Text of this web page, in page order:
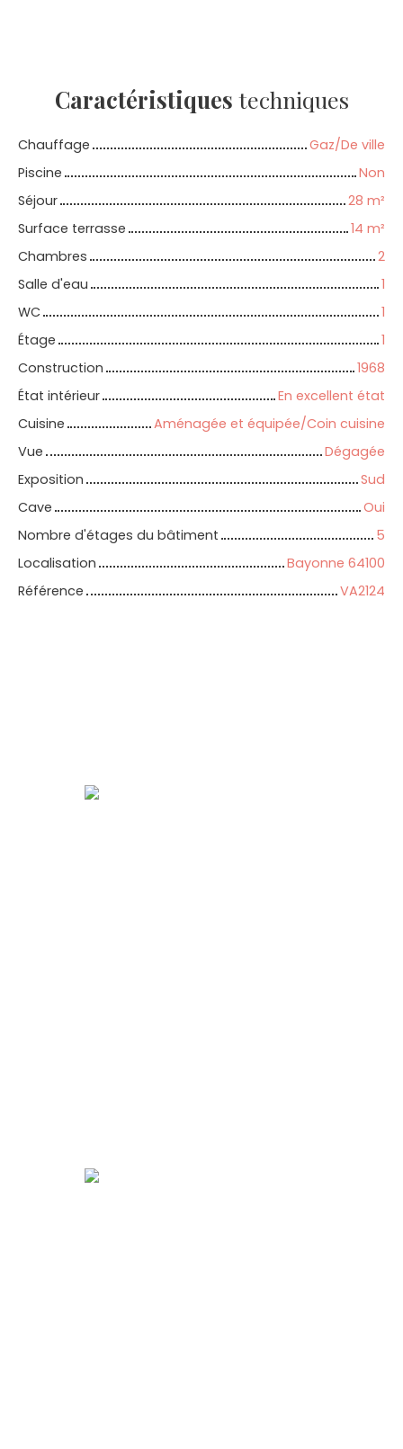
Caractéristiques techniques
Chauffage
Gaz/De ville
Piscine
Non
Séjour
28 m²
Surface terrasse
14 m²
Chambres
2
Salle d'eau
1
WC
1
Étage
1
Construction
1968
État intérieur
En excellent état
Cuisine
Aménagée et équipée/Coin cuisine
Vue
Dégagée
Exposition
Sud
Cave
Oui
Nombre d'étages du bâtiment
5
Localisation
Bayonne 64100
Référence
VA2124